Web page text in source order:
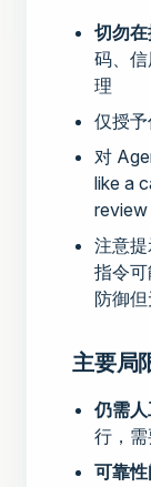
切勿
码、
理
仅授
对
like a
review
注意
指令
防御
主要局
仍需
行，
可靠